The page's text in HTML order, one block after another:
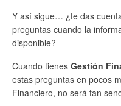
Y así sigue… ¿te das
preguntas cuando la
disponible?
Cuando tienes Gestión
estas preguntas en pocos
Financiero, no será tan